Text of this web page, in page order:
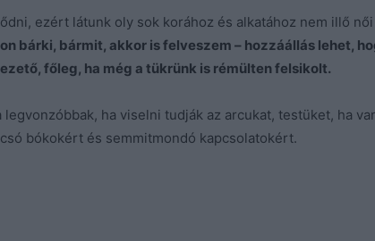
ezért látunk oly sok korához és alkatához nem illő női
bárki, bármit, akkor is felveszem – hozzáállás lehet,
főleg, ha még a tükrünk is rémülten felsikolt.
ha viselni tudják az arcukat, testüket, ha
bókokért és semmitmondó kapcsolatokért.